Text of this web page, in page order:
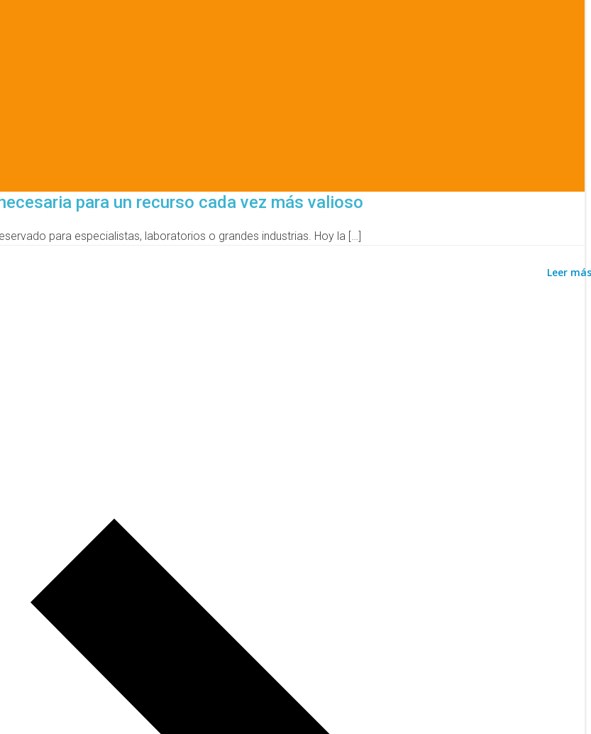
para un recurso cada vez más valioso
para especialistas, laboratorios o grandes industrias. Hoy la […]
Leer más